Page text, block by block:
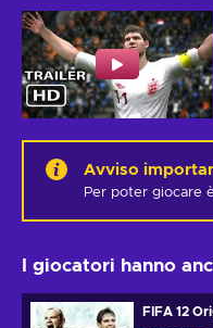
Avviso
Per poter giocare
I giocatori hanno
FIFA 12